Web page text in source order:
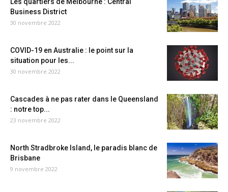
Business District
30 novembre 2022
COVID-19 en Australie : le point sur la
situation pour les...
30 novembre 2022
Cascades à ne pas rater dans le Queensland
: notre top...
23 novembre 2022
North Stradbroke Island, le paradis blanc de
Brisbane
9 novembre 2022